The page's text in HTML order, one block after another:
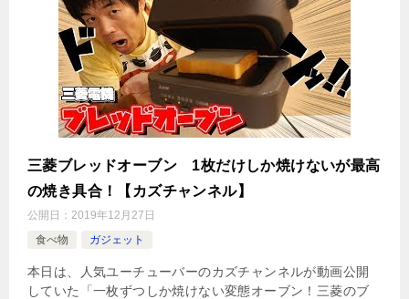
三菱ブレッドオーブン 1枚だけしか焼けないが最高
の焼き具合！【カズチャンネル】
公開日： 2019年12月27日
食べ物
ガジェット
本日は、人気ユーチューバーのカズチャンネルが動画公開
していた「一枚ずつしか焼けない変態オーブン！三菱のブ